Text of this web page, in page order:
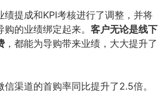
绩提成和KPI考核进行了调整，并将
的业绩绑定起来。 客户无论是线下
，都能为导购带来业绩，大大提升了
渠道的首购率同比提升了2.5倍。